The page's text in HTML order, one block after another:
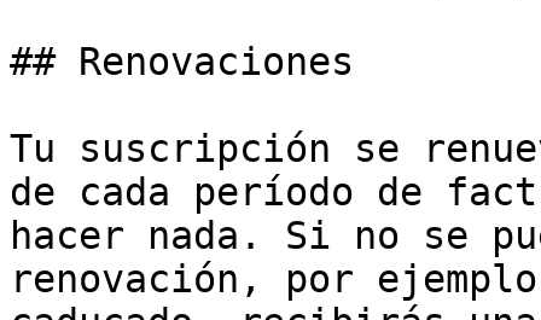
## Renovaciones
Tu suscripción se
de cada período de
hacer nada. Si no se
renovación, por